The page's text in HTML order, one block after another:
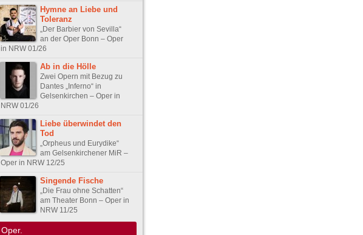
Hymne an Liebe und
Toleranz
„Der Barbier von Sevilla“
an der Oper Bonn – Oper
in NRW 01/26
Ab in die Hölle
Zwei Opern mit Bezug zu
Dantes „Inferno“ in
Gelsenkirchen – Oper in
NRW 01/26
Liebe überwindet den
Tod
„Orpheus und Eurydike“
am Gelsenkirchener MiR –
Oper in NRW 12/25
Singende Fische
„Die Frau ohne Schatten“
am Theater Bonn – Oper in
NRW 11/25
Oper.